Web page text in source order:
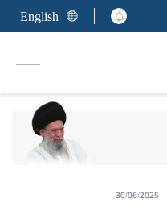
English
30/06/2025